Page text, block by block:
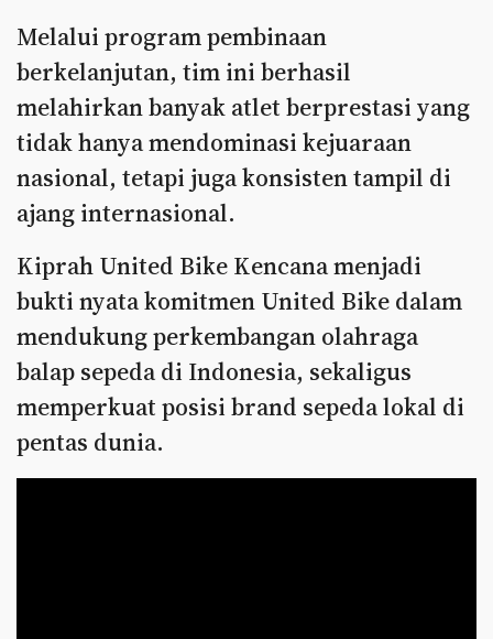
Melalui program pembinaan
berkelanjutan, tim ini berhasil
melahirkan banyak atlet berprestasi yang
tidak hanya mendominasi kejuaraan
nasional, tetapi juga konsisten tampil di
ajang internasional.
Kiprah United Bike Kencana menjadi
bukti nyata komitmen United Bike dalam
mendukung perkembangan olahraga
balap sepeda di Indonesia, sekaligus
memperkuat posisi brand sepeda lokal di
pentas dunia.